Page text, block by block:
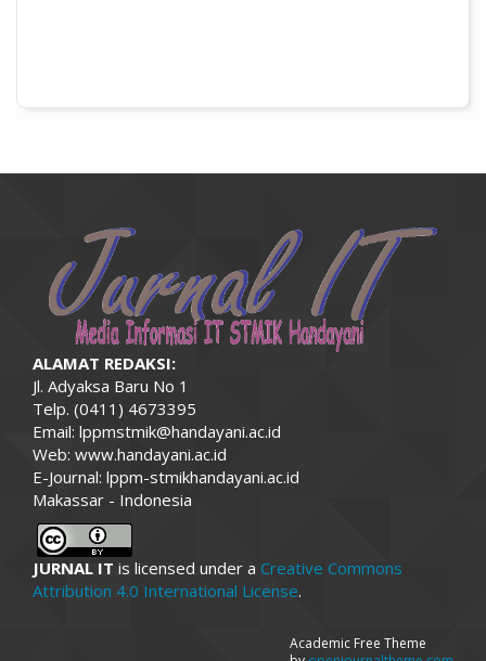
ALAMAT REDAKSI:
Jl. Adyaksa Baru No 1
Telp. (0411) 4673395
Email: lppmstmik@handayani.ac.id
Web: www.handayani.ac.id
E-Journal: lppm-stmikhandayani.ac.id
Makassar - Indonesia
JURNAL IT is licensed under a Creative Commons
Attribution 4.0 International License.
Academic Free Theme